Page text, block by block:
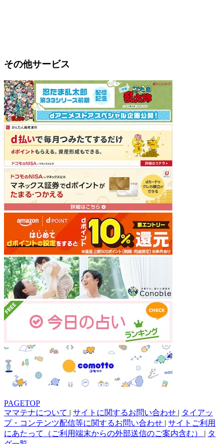
その他サービス
PAGETOP
ママテナについて | サイトに関するお問い合わせ | タイアッ
プ・コンテンツ配信等に関するお問い合わせ | サイトご利用
にあたって（ご利用端末からの外部送信のご案内含む） | タ